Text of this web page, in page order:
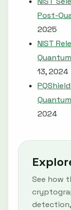
Post-
2025
NIST
13, 2024
2024
See how